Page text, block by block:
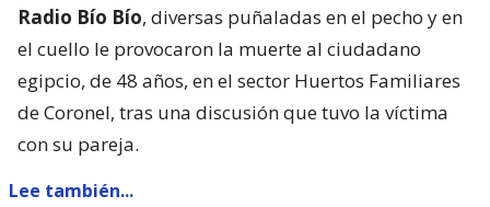
Radio Bío Bío, diversas puñaladas en el pecho y en
el cuello le provocaron la muerte al ciudadano
egipcio, de 48 años, en el sector Huertos Familiares
de Coronel, tras una discusión que tuvo la víctima
con su pareja.
Lee también...